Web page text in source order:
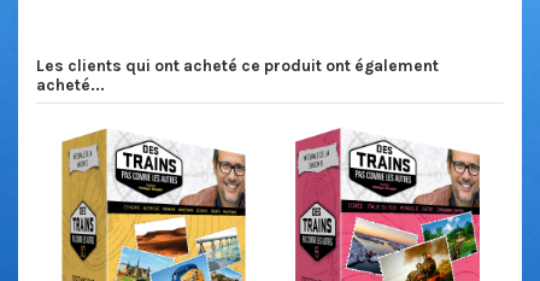
Les clients qui ont acheté ce produit ont également
acheté...